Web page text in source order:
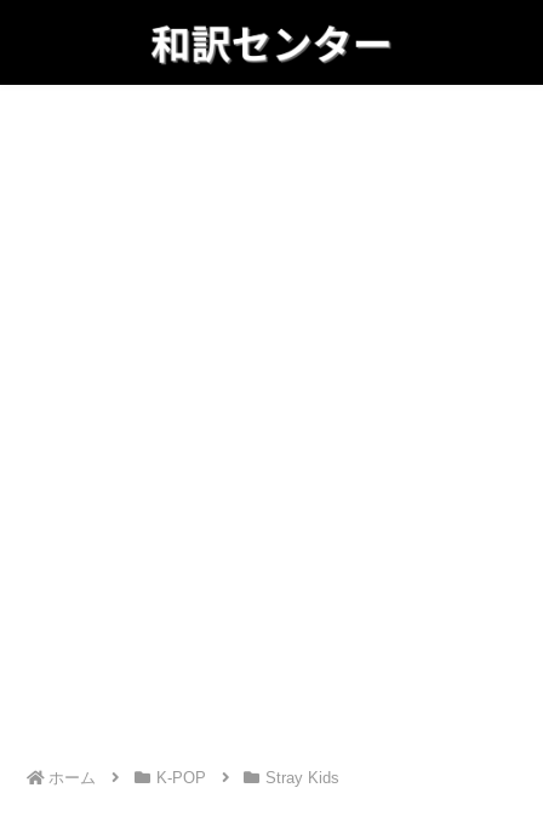
ホーム K-POP Stray Kids